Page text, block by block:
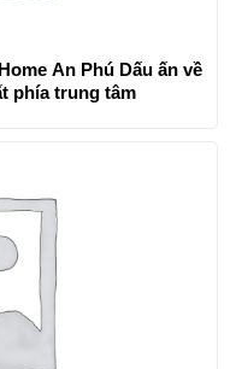
An Phú Dấu ấn về
phía trung tâm